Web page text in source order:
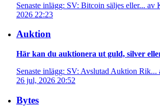
Senaste inlägg: SV: Bitcoin säljes eller...
2026 22:23
Auktion
Här kan du auktionera ut guld, silver
Senaste inlägg: SV: Avslutad Auktion Rik...
26 jul, 2026 20:52
Bytes